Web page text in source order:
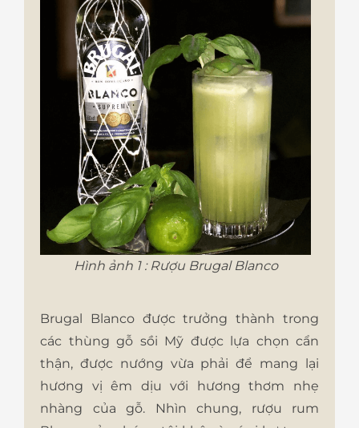
Hình ảnh 1 : Rượu Brugal Blanco
Brugal Blanco được trưởng thành trong
các thùng gỗ sồi Mỹ được lựa chọn cẩn
thận, được nướng vừa phải để mang lại
hương vị êm dịu với hương thơm nhẹ
nhàng của gỗ. Nhìn chung, rượu rum